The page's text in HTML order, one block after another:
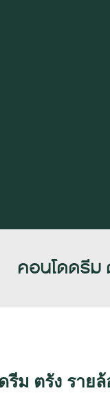
คอนโดดรีม
รีม ตรัง ราย